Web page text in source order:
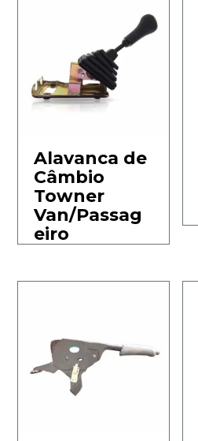
Alavanca de
Câmbio
Towner
Van/Passag
eiro